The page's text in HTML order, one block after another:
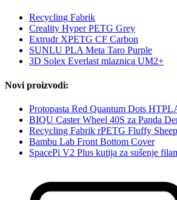
Recycling Fabrik
Creality Hyper PETG Grey
Extrudr XPETG CF Carbon
SUNLU PLA Meta Taro Purple
3D Solex Everlast mlaznica UM2+
Novi proizvodi:
Protopasta Red Quantum Dots
BIQU Caster Wheel 40S za Panda
Recycling Fabrik rPETG Fluffy
Bambu Lab Front Bottom Cover
SpacePi V2 Plus kutija za sušenje